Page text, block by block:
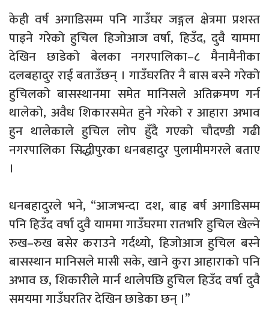
केही वर्ष अगाडिसम्म पनि गाउँघर जङ्गल क्षेत्रमा प्रशस्त
पाइने गरेको हुचिल हिजोआज वर्षा, हिउँद, दुवै याममा
देखिन छाडेको बेलका नगरपालिका–८ मैनामैनीका
दलबहादुर राई बताउँछन् । गाउँघरतिर नै बास बस्ने गरेको
हुचिलको बासस्थानमा समेत मानिसले अतिक्रमण गर्न
थालेको, अवैध शिकारसमेत हुने गरेको र आहारा अभाव
हुन थालेकाले हुचिल लोप हुँदै गएको चौदण्डी गढी
नगरपालिका सिद्धीपुरका धनबहादुर पुलामीमगरले बताए
।
धनबहादुरले भने, “आजभन्दा दश, बाह्र बर्ष अगाडिसम्म
पनि हिउँद वर्षा दुवै याममा गाउँघरमा रातभरि हुचिल खेल्ने
रुख–रुख बसेर कराउने गर्दथ्यो, हिजोआज हुचिल बस्ने
बासस्थान मानिसले मासी सके, खाने कुरा आहाराको पनि
अभाव छ, शिकारीले मार्न थालेपछि हुचिल हिउँद वर्षा दुवै
समयमा गाउँघरतिर देखिन छाडेका छन् ।”